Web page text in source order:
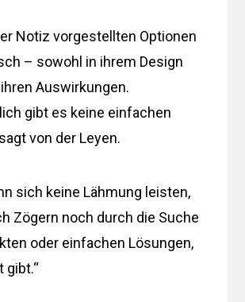
Notiz vorgestellten Optionen
– sowohl in ihrem Design
Auswirkungen.
gibt es keine einfachen
von der Leyen.
sich keine Lähmung leisten,
Zögern noch durch die Suche
oder einfachen Lösungen,
gibt.“